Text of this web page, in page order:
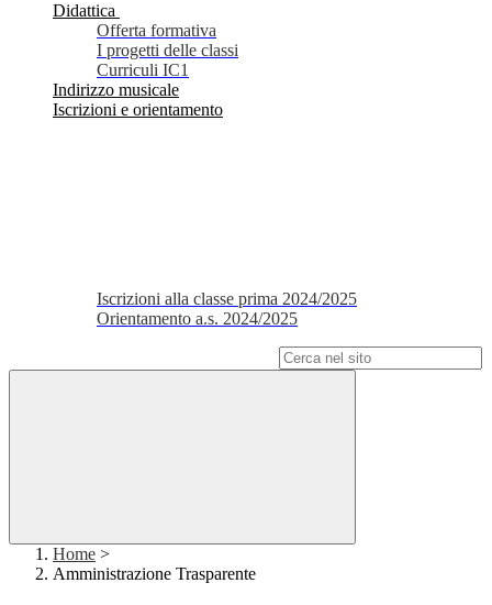
Didattica
Offerta formativa
I progetti delle classi
Curriculi IC1
Indirizzo musicale
Iscrizioni e orientamento
Iscrizioni alla classe prima 2024/2025
Orientamento a.s. 2024/2025
Home >
Amministrazione Trasparente